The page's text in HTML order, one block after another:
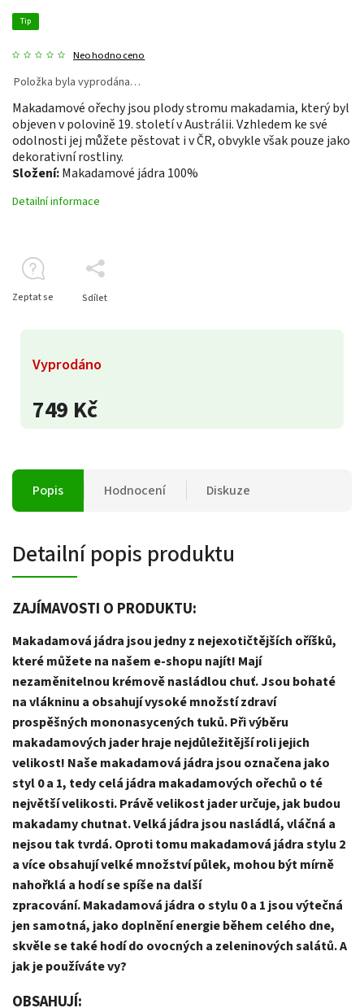
Tip
Neohodnoceno
749 Kč
Vyprodáno
Položka byla vyprodána…
Makadamové ořechy jsou plody stromu makadamia, který byl
objeven v polovině 19. století v Austrálii. Vzhledem ke své
odolnosti jej můžete pěstovat i v ČR, obvykle však pouze jako
dekorativní rostliny.
Složení:Makadamové jádra 100%
Detailní informace
Zeptat se Sdílet
Popis Hodnocení Diskuze
Detailní popis produktu
ZAJÍMAVOSTI O PRODUKTU:
Makadamová jádra jsou jedny z nejexotičtějších oříšků,
které můžete na našem e-shopu najít! Mají
nezaměnitelnou krémově nasládlou chuť. Jsou bohaté
na vlákninu a obsahují vysoké množstí zdraví
prospěšných mononasycených tuků. Při výběru
makadamových jader hraje nejdůležitější roli jejich
velikost! Naše makadamová jádra jsou označena jako
styl 0 a 1, tedy celá jádra makadamových ořechů o té
největší velikosti. Právě velikost jader určuje, jak budou
makadamy chutnat. Velká jádra jsou nasládlá, vláčná a
nejsou tak tvrdá. Oproti tomu makadamová jádra stylu 2
a více obsahují velké množství půlek, mohou být mírně
nahořklá a hodí se spíše na další
zpracování. Makadamová jádra o stylu 0 a 1 jsou výtečná
jen samotná, jako doplnění energie během celého dne,
skvěle se také hodí do ovocných a zeleninových salátů. A
jak je používáte vy?
OBSAHUJÍ: